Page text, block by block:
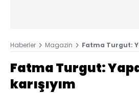
Haberler Magazin Fatma Turgut:
Fatma Turgut:
karışıyım